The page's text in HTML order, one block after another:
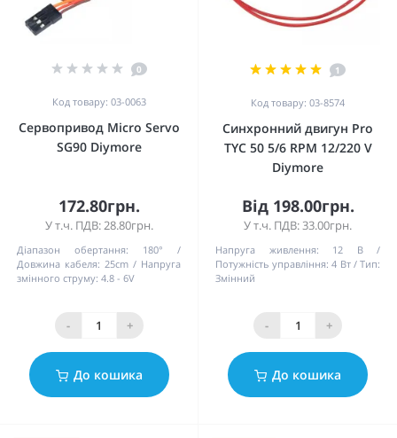
0
Код товару: 03-0063
Сервопривод Micro Servo
SG90 Diymore
172.80грн.
У т.ч. ПДВ: 28.80грн.
Діапазон обертання:
180°
Довжина кабеля: 25cm
Напруга
змінного струму: 4.8 - 6V
- +
До кошика
1
Код товару: 03-8574
Синхронний двигун Pro
TYC 50 5/6 RPM 12/220 V
Diymore
Від 198.00грн.
У т.ч. ПДВ: 33.00грн.
Напруга живлення:
12 В
Потужність управління: 4 Вт
Тип:
Змінний
- +
До кошика